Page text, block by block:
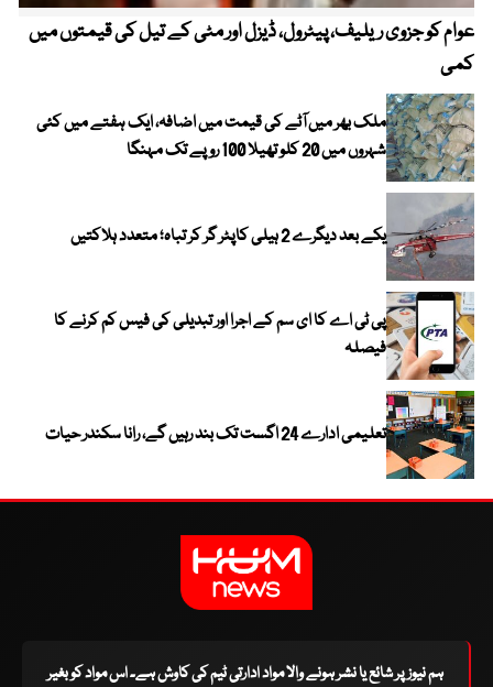
عوام کو جزوی ریلیف، پیٹرول، ڈیزل اور مٹی کے تیل کی قیمتوں میں
کمی
ملک بھر میں آٹے کی قیمت میں اضافہ، ایک ہفتے میں کئی
شہروں میں 20 کلو تھیلا 100 روپے تک مہنگا
یکے بعد دیگرے 2 ہیلی کاپٹر گر کر تباہ؛ متعدد ہلاکتیں
پی ٹی اے کا ای سم کے اجرا اور تبدیلی کی فیس کم کرنے کا
فیصلہ
تعلیمی ادارے 24 اگست تک بند رہیں گے، رانا سکندر حیات
ہم نیوز پر شائع یا نشر ہونے والا مواد ادارتی ٹیم کی کاوش ہے۔ اس مواد کو بغیر